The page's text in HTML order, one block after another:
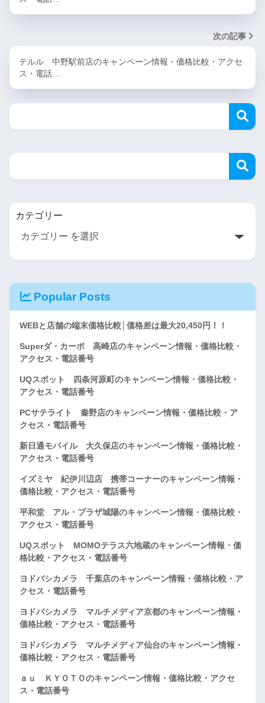
次の記事
テルル 中野駅前店のキャンペーン情報・価格比較・アクセ
ス・電話…
カテゴリー
Popular Posts
WEBと店舗の端末価格比較│価格差は最大20,450円！！
Superダ・カーポ 高崎店のキャンペーン情報・価格比較・
アクセス・電話番号
UQスポット 四条河原町のキャンペーン情報・価格比較・
アクセス・電話番号
PCサテライト 秦野店のキャンペーン情報・価格比較・ア
クセス・電話番号
新日通モバイル 大久保店のキャンペーン情報・価格比較・
アクセス・電話番号
イズミヤ 紀伊川辺店 携帯コーナーのキャンペーン情報・
価格比較・アクセス・電話番号
平和堂 アル・プラザ城陽のキャンペーン情報・価格比較・
アクセス・電話番号
UQスポット MOMOテラス六地蔵のキャンペーン情報・価
格比較・アクセス・電話番号
ヨドバシカメラ 千葉店のキャンペーン情報・価格比較・ア
クセス・電話番号
ヨドバシカメラ マルチメディア京都のキャンペーン情報・
価格比較・アクセス・電話番号
ヨドバシカメラ マルチメディア仙台のキャンペーン情報・
価格比較・アクセス・電話番号
ａｕ ＫＹＯＴＯのキャンペーン情報・価格比較・アクセ
ス・電話番号